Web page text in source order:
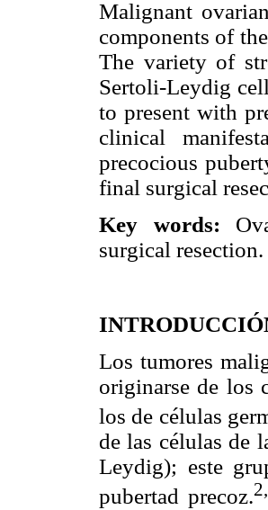
Malignant
components of
The variety of
Sertoli-Leydig
to present with
clinical
precocious
final surgical
Key words:
surgical resection.
Los tumores
originarse de los
los de células
de las células de
Leydig); este
pubertad precoz.